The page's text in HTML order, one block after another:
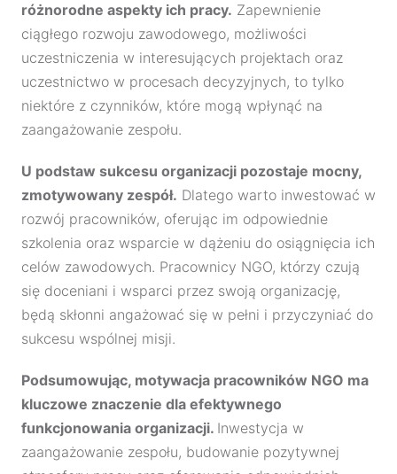
różnorodne aspekty ich pracy. Zapewnienie
ciągłego rozwoju zawodowego, możliwości
uczestniczenia w interesujących projektach oraz
uczestnictwo w procesach decyzyjnych, to tylko
niektóre z czynników, które mogą wpłynąć na
zaangażowanie zespołu.
U podstaw sukcesu organizacji pozostaje mocny,
zmotywowany zespół. Dlatego warto inwestować w
rozwój pracowników, oferując im odpowiednie
szkolenia oraz wsparcie w dążeniu do osiągnięcia ich
celów zawodowych. Pracownicy NGO, którzy czują
się doceniani i wsparci przez swoją organizację,
będą skłonni angażować się w pełni i przyczyniać do
sukcesu wspólnej misji.
Podsumowując, motywacja pracowników NGO ma
kluczowe znaczenie dla efektywnego
funkcjonowania organizacji. Inwestycja w
zaangażowanie zespołu, budowanie pozytywnej